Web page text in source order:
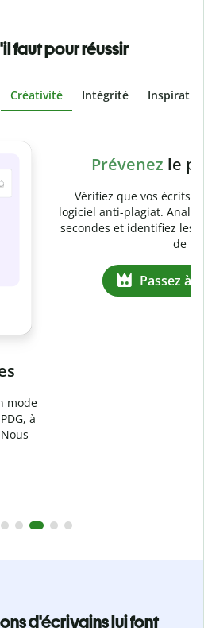
faut pour réussir
Créativité Intégrité
involontaire
100 % les vôtres grâce au
votre document en quelques
citations manquantes dans plus
la version Premium
d'écrivains lui font